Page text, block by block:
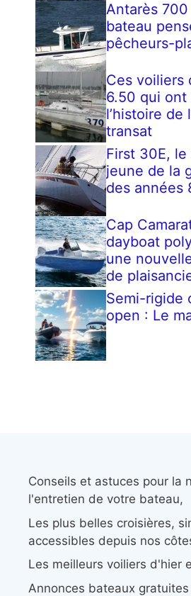
Antarès
bateau
pêcheurs-
Ces voiliers
6.50 qui ont
l’histoire de
transat
First 30E,
jeune de la
des années
Cap
dayboat
une
de
Semi-rigide
open : Le
Conseils et astuces pour la
l'entretien de votre bateau,
Les plus belles croisières,
accessibles depuis nos
Les meilleurs voiliers d'hier
Annonces bateaux gratuites